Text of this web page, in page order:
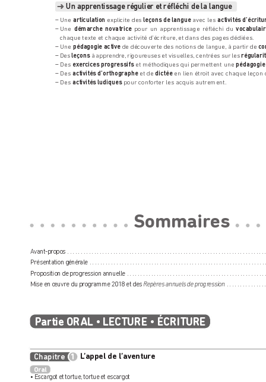
➜ Un apprentissage régulier et réfléchi de la langue
– Une articulation explicite des leçons de langue avec les activités
– Une démarche novatrice pour un apprentissage réfléchi du vocabulair
chaque texte et chaque activité d’écriture, et dans des pages dédiées.
– Une pédagogie active de découverte des notions de langue, à partir de
– Des leçons à apprendre, rigoureuses et visuelles, centrées sur les
– Des exercices progressifs et méthodiques qui permettent une
– Des activités d’orthographe et de dictée en lien étroit avec chaque leçon
– Des activités ludiques pour conforter les acquis autrement.
Sommaires
Avant-propos
Présentation générale
Proposition de progression annuelle
Mise en œuvre du programme 2018 et des Repères annuels de progression
Partie ORAL • LECTURE • ÉCRITURE
Chapitre L’appel de l’aventure
L’appel de l’aventure
1
Oral
• Escargot et tortue, tortue et escargot